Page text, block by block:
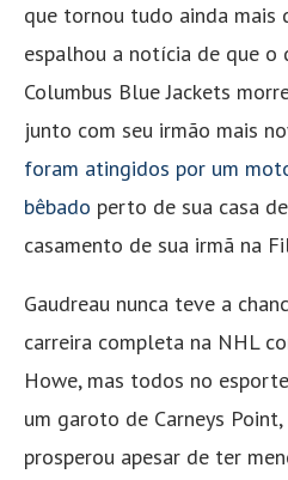
que tornou tudo ainda mais
espalhou a notícia de que o
Columbus Blue Jackets
junto com seu irmão mais
foram atingidos por um
bêbado perto de sua casa
casamento de sua irmã na
Gaudreau nunca teve a
carreira completa na NHL
Howe, mas todos no
um garoto de Carneys Point,
prosperou apesar de ter